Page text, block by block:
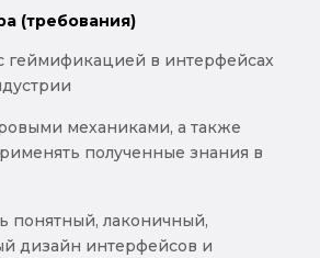
(требования)
геймификацией в интерфейсах
механиками, а также
полученные знания в
понятный, лаконичный,
дизайн интерфейсов и